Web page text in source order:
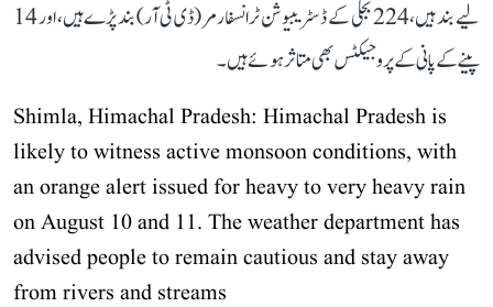
لیے بند ہیں، 224 بجلی کے ڈسٹریبیوشن ٹرانسفارمر (ڈی ٹی آر) بند پڑے ہیں، اور 14
پینے کے پانی کے پروجیکٹس بھی متاثر ہوئے ہیں۔
Shimla, Himachal Pradesh: Himachal Pradesh is
likely to witness active monsoon conditions, with
an orange alert issued for heavy to very heavy rain
on August 10 and 11. The weather department has
advised people to remain cautious and stay away
from rivers and streams